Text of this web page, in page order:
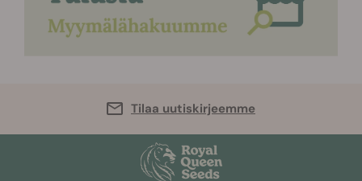
Tilaa uutiskirjeemme